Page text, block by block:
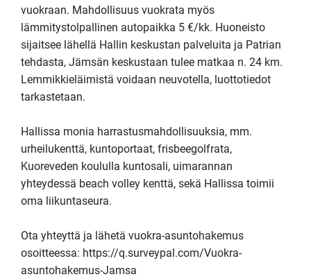
vuokraan. Mahdollisuus vuokrata myös
lämmitystolpallinen autopaikka 5 €/kk. Huoneisto
sijaitsee lähellä Hallin keskustan palveluita ja Patrian
tehdasta, Jämsän keskustaan tulee matkaa n. 24 km.
Lemmikkieläimistä voidaan neuvotella, luottotiedot
tarkastetaan.
Hallissa monia harrastusmahdollisuuksia, mm.
urheilukenttä, kuntoportaat, frisbeegolfrata,
Kuoreveden koululla kuntosali, uimarannan
yhteydessä beach volley kenttä, sekä Hallissa toimii
oma liikuntaseura.
Ota yhteyttä ja lähetä vuokra-asuntohakemus
osoitteessa: https://q.surveypal.com/Vuokra-
asuntohakemus-Jamsa